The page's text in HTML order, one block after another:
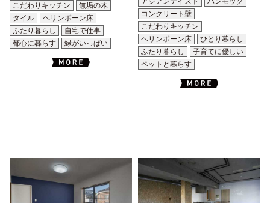
こだわりキッチン
無垢の木
タイル
ヘリンボーン床
ふたり暮らし
自宅で仕事
都心に暮らす
緑がいっぱい
コンクリート壁
こだわりキッチン
ヘリンボーン床
ひとり暮らし
ふたり暮らし
子育てに優しい
ペットと暮らす